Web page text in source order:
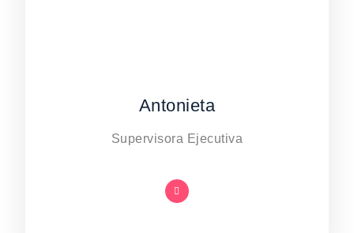
Antonieta
Supervisora Ejecutiva